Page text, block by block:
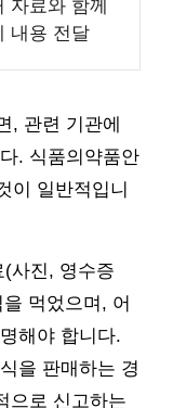
자료와 함께
내용 전달
, 관련 기관에
. 식품의약품안
이 일반적입니
사진, 영수증
먹었으며, 어
해야 합니다.
을 판매하는 경
으로 신고하는